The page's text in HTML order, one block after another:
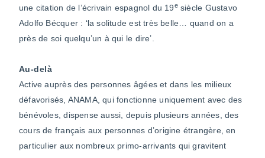
une citation de l’écrivain espagnol du 19esiècle Gustavo
Adolfo Bécquer : ‘la solitude est très belle… quand on a
près de soi quelqu’un à qui le dire’.
Au-delà
Active auprès des personnes âgées et dans les milieux
défavorisés, ANAMA, qui fonctionne uniquement avec des
bénévoles, dispense aussi, depuis plusieurs années, des
cours de français aux personnes d’origine étrangère, en
particulier aux nombreux primo-arrivants qui gravitent